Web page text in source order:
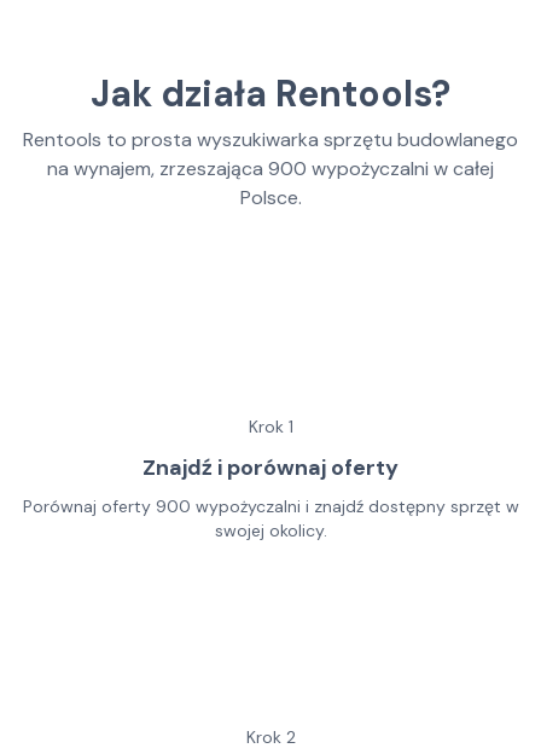
Jak działa Rentools?
Rentools to prosta wyszukiwarka sprzętu budowlanego
na wynajem, zrzeszająca 900 wypożyczalni w całej
Polsce.
Krok 1
Znajdź i porównaj oferty
Porównaj oferty 900 wypożyczalni i znajdź dostępny sprzęt w
swojej okolicy.
Krok 2